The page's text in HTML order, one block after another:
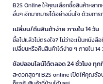
B2S Online ให้คุณเลือกซื้อสินค้าหลาก
อื่นๆ อีกมากมายได้อย่างมั่นใจ ด้วยกา
เปลี่ยน/คืนสินค้าง่าย ภายใน 14 วัน
ซื้อไปแล้วไม่ตรงใจ? ไม่ว่าจะเป็นหนั
เปลี่ยนหรือคืนสินค้าได้ง่าย ๆ ภายใน
ช้อปออนไลน์ได้ตลอด 24 ชั่วโมง ทุก
สะดวกสุดๆ! B2S online เปิดให้คุณช้